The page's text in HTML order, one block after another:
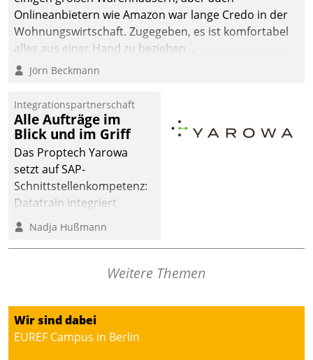
Onlineanbietern wie Amazon war lange Credo in der
Wohnungswirtschaft. Zugegeben, es ist komfortabel
alles aus einer Hand zu beziehen...
Jörn Beckmann
Integrationspartnerschaft
Alle Aufträge im
Blick und im Griff
Das Proptech Yarowa
setzt auf SAP-
Schnittstellenkompetenz:
Datatrain integriert
Yarowas Portal zur
Vergabe und Verwaltung
von Aufträgen der
SAP-Systemlandschaft
deutscher
Wohnungsunternehmen
Nadja Hußmann
Weitere Themen
Wir sind dabei
EUREF Campus in Berlin